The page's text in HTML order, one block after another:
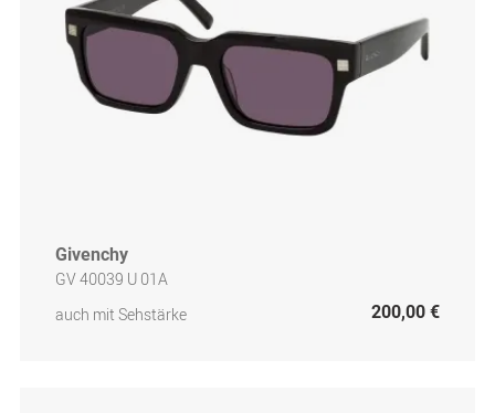
Givenchy
GV 40039 U 01A
auch mit Sehstärke
200,00 €